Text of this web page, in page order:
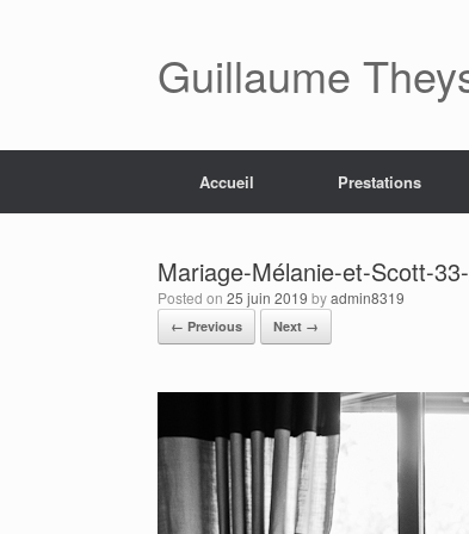
Guillaume
Accueil Prestations
Mariage-Mélanie-et-Scott-
Posted on 25 juin 2019 byadmin8319
← Previous Next →